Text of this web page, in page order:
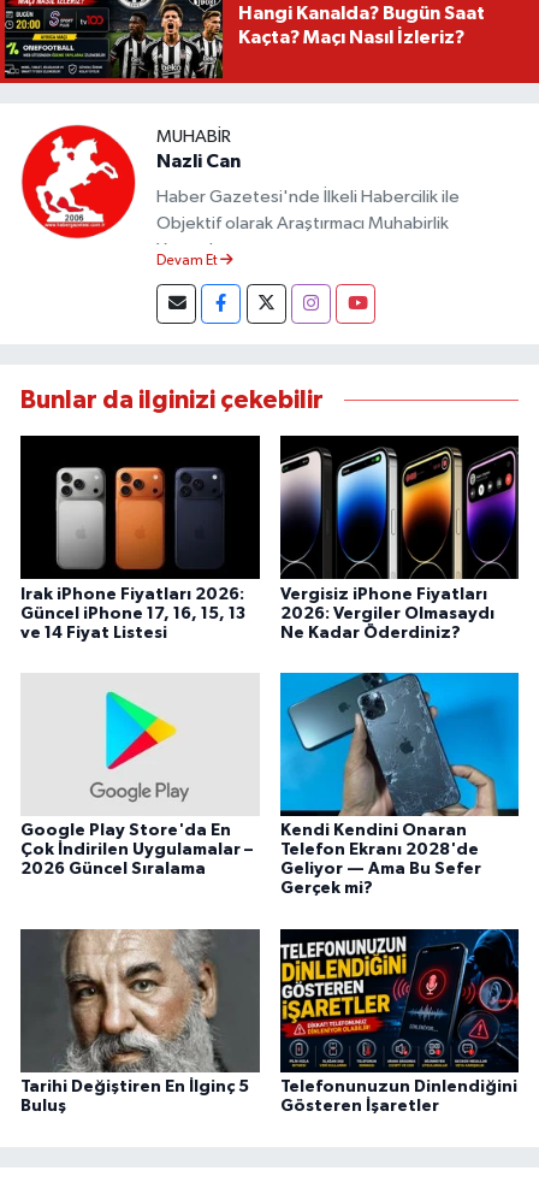
Hangi Kanalda? Bugün Saat
Kaçta? Maçı Nasıl İzleriz?
MUHABIR
Nazli Can
Haber Gazetesi'nde İlkeli Habercilik ile
Objektif olarak Araştırmacı Muhabirlik
Yapmaktayım.
Devam Et
Bunlar da ilginizi çekebilir
Irak iPhone Fiyatları 2026:
Güncel iPhone 17, 16, 15, 13
ve 14 Fiyat Listesi
Vergisiz iPhone Fiyatları
2026: Vergiler Olmasaydı
Ne Kadar Öderdiniz?
Google Play Store'da En
Çok İndirilen Uygulamalar –
2026 Güncel Sıralama
Kendi Kendini Onaran
Telefon Ekranı 2028'de
Geliyor — Ama Bu Sefer
Gerçek mi?
Tarihi Değiştiren En İlginç 5
Buluş
Telefonunuzun Dinlendiğini
Gösteren İşaretler